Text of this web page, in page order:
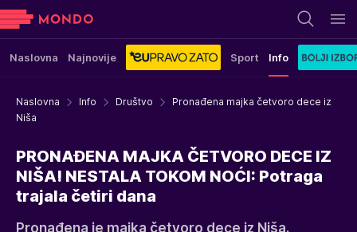
Naslovna Najnovije Sport Info
Naslovna Info Društvo
Pronađena majka četvoro dece iz
Niša
PRONAĐENA MAJKA ČETVORO DECE IZ
NIŠA! NESTALA TOKOM NOĆI: Potraga
trajala četiri dana
Pronađena je majka četvoro dece iz Niša.